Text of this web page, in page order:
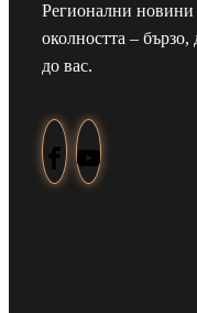
Регионални новини
околността – бързо,
до вас.
Майка
от Туден